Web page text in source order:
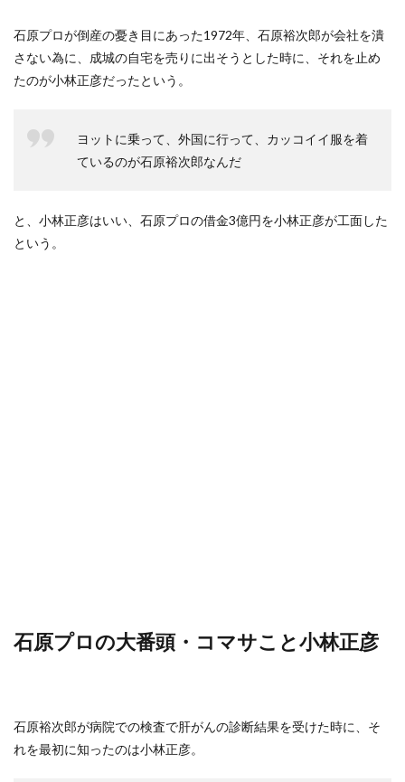
石原プロが倒産の憂き目にあった1972年、石原裕次郎が会社を潰
さない為に、成城の自宅を売りに出そうとした時に、それを止め
たのが小林正彦だったという。
ヨットに乗って、外国に行って、カッコイイ服を着
ているのが石原裕次郎なんだ
と、小林正彦はいい、石原プロの借金3億円を小林正彦が工面した
という。
石原プロの大番頭・コマサこと小林正彦
石原裕次郎が病院での検査で肝がんの診断結果を受けた時に、そ
れを最初に知ったのは小林正彦。